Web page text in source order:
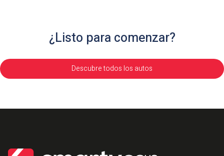
¿Listo para comenzar?
Descubre todos los autos